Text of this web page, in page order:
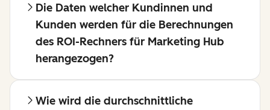
Die Daten welcher Kundinnen und
Kunden werden für die Berechnungen
des ROI-Rechners für Marketing Hub
herangezogen?
Wie wird die durchschnittliche